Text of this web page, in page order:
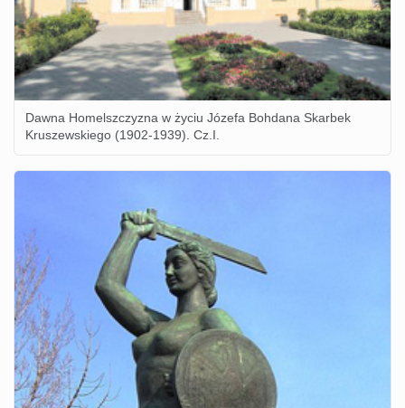
Dawna Homelszczyzna w życiu Józefa Bohdana Skarbek
Kruszewskiego (1902-1939). Cz.I.